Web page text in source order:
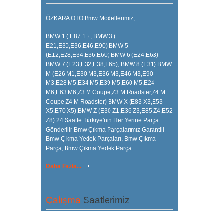
ÖZKARA OTO Bmw Modellerimiz;
BMW 1 ( E87 1 ) , BMW 3 (
E21,E30,E36,E46,E90) BMW 5
(E12,E28,E34,E36,E60) BMW 6 (E24,E63)
BMW 7 (E23,E32,E38,E65), BMW 8 (E31) BMW
M (E26 M1,E30 M3,E36 M3,E46 M3,E90
M3,E28 M5,E34 M5,E39 M5,E60 M5,E24
M6,E63 M6,Z3 M Coupe,Z3 M Roadster,Z4 M
Coupe,Z4 M Roadster) BMW X (E83 X3,E53
X5,E70 X5),BMW Z (E30 Z1,E36 Z3,E85 Z4,E52
Z8) 24 Saatte Türkiye'nin Her Yerine Parça
Gönderilir Bmw Çıkma Parçalarımız Garantili
Bmw Çıkma Yedek Parçaları, Bmw Çıkma
Parça, Bmw Çıkma Yedek Parça
Daha Fazla...
Çalışma Saatlerimiz